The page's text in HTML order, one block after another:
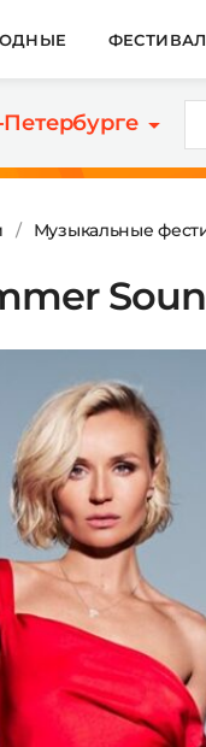
Музыкальные